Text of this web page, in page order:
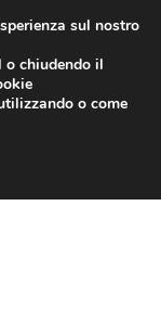
sul nostro
chiudendo il
o come